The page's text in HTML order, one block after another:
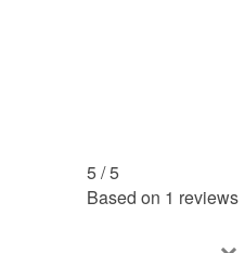
5 /5
Based on 1 reviews